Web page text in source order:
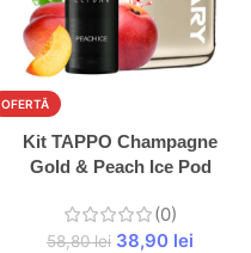
OFERTĂ
Kit TAPPO Champagne
Gold & Peach Ice Pod
(0)
58,80lei 38,90 lei